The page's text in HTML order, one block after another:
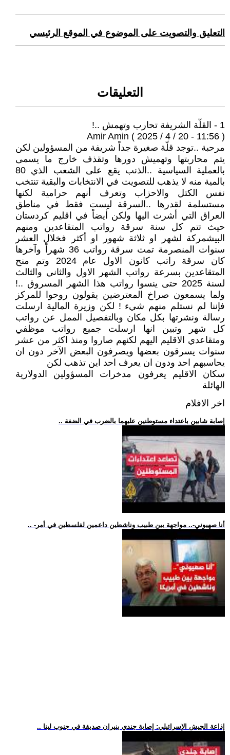
التعليق والتصويت على الموضوع في الموقع الرئيسي
التعليقات
1 - القلّة الشريفة تحارب وتهمش ..!
Amir Amin ( 2025 / 4 / 20 - 11:56 )
مرحبة ..توجد قلّة صغيرة جداً شريفة من المسؤولين لكن
يتم محاربتها وتهميش دورها وتقذف خارج ما يسمى
بالعملية السياسية ..الذنب يقع على الشعب الذي 80
بالمية منه لا يذهب للتصويت في الانتخابات والبقية تنتخب
نفس الكتل والاحزاب وتعرف أنهم حرامية لكنها
مستسلمة لقدرها ..السرقة ليست فقط في مناطق
العراق التي أشرت اليها ولكن أيضاً في اقليم كردستان
حيث تتم كل سنة سرقة رواتب المتقاعدين ومنهم
البيشمركة لشهر او ثلاثة شهور او أكثر فخلال العشر
سنوات المنصرمة تمت سرقة رواتب 36 شهراً وآخرها
كان سرقة راتب كانون الاول عام 2024 وتم منح
المتقاعدين بسرعة رواتب الشهر الاول والثاني والثالث
لسنة 2025 حتى ينسوا رواتب هذا الشهر المسروق ..!
ولما يسمعون صراخ المعترضين يقولون روحوا للمركز
فإننا لم نستلم منهم شيء ! لكن وزيرة المالية ارسلت
رسالة ونشرتها بكل مكان وبالتفصيل الممل عن رواتب
كل شهر وتبين انها ارسلت جميع رواتب موظفي
ومتقاعدي الاقليم اليهم لكنهم صاروا ومنذ اكثر من عشر
سنوات يسرقون بعضها ويصرفون البعض الآخر دون ان
يحاسبهم احد ودون ان يعرف احد اين تذهب لكن
سكان الاقليم يعرفون مدخرات المسؤولين الدولارية
الهائلة
اخر الافلام
.. إصابة شابين باعتداء مستوطنين عليهما بالضرب في الضفة
.. -أنا صهيوني-.. مواجهة بين طبيب وناشطين داعمين لفلسطين في أمر
.. إذاعة الجيش الإسرائيلي: إصابة جندي بنيران صديقة في جنوب لبنا